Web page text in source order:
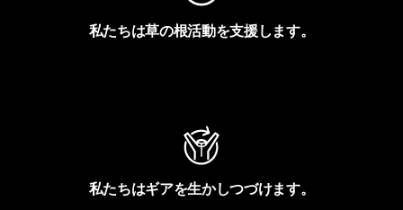
私たちは草の根活動を支援します。
私たちはギアを生かしつづけます。